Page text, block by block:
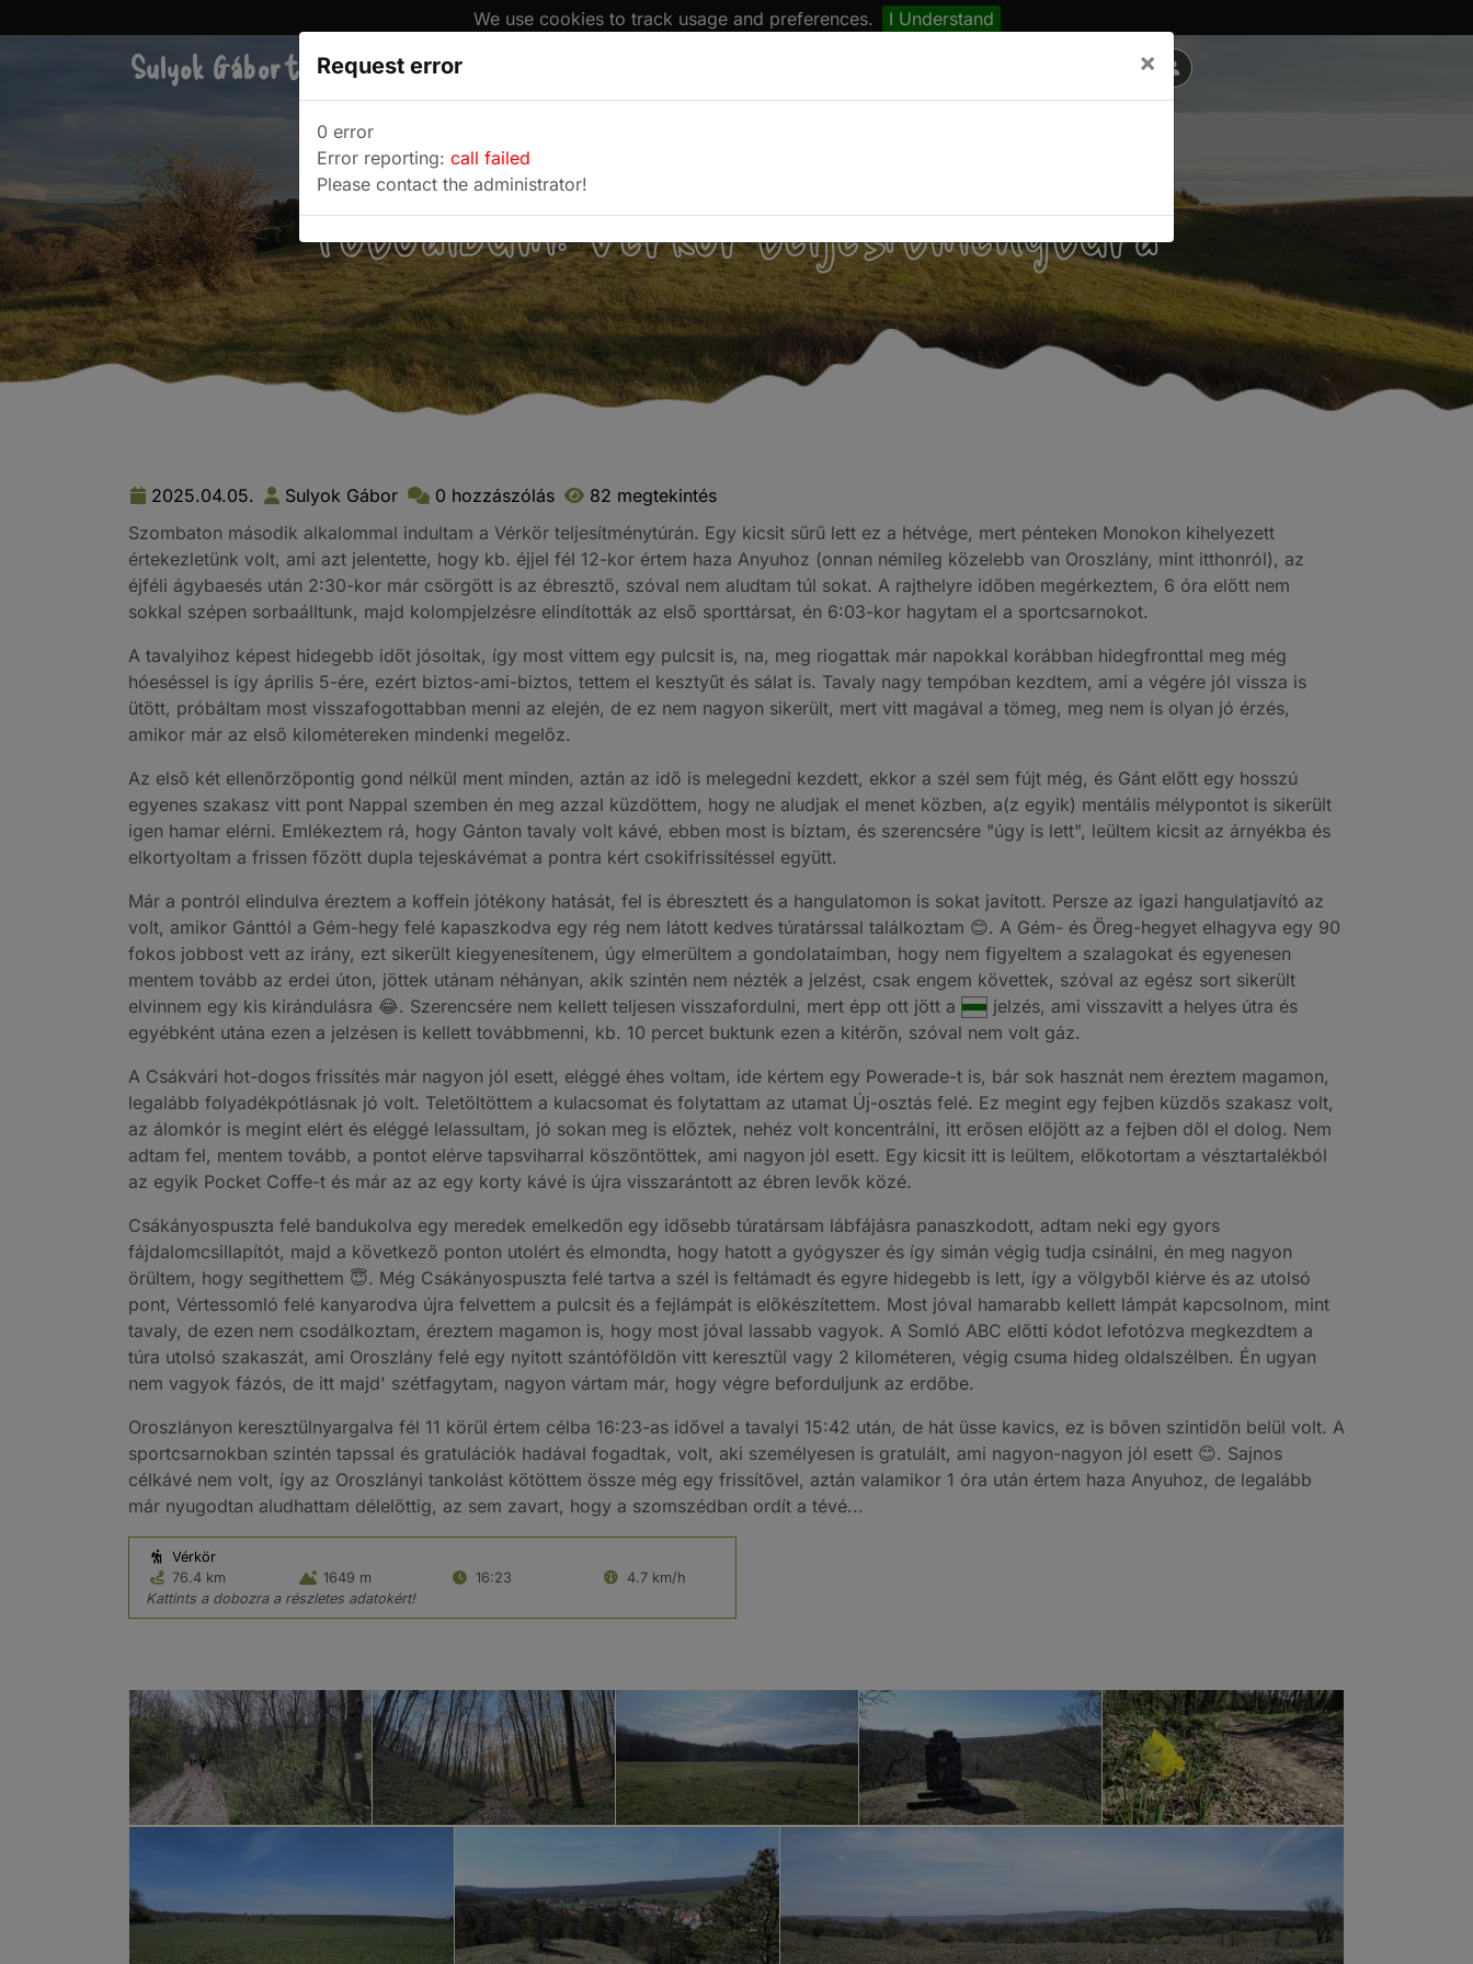
We use cookies to track usage and preferences. I Understand
Sulyok Gábor túrablogja Túranaptár
Fotóalbum: Vérkör teljesítménytúra
2025.04.05. Sulyok Gábor 0 hozzászólás
82 megtekintés
Szombaton második alkalommal indultam a Vérkör teljesítménytúrán. Egy kicsit sűrű lett ez a hétvége, mert pénteken Monokon kihelyezett
értekezletünk volt, ami azt jelentette, hogy kb. éjjel fél 12-kor értem haza Anyuhoz (onnan némileg közelebb van Oroszlány, mint itthonról), az
éjféli ágybaesés után 2:30-kor már csörgött is az ébresztő, szóval nem aludtam túl sokat. A rajthelyre időben megérkeztem, 6 óra előtt nem
sokkal szépen sorbaálltunk, majd kolompjelzésre elindították az első sporttársat, én 6:03-kor hagytam el a sportcsarnokot.
A tavalyihoz képest hidegebb időt jósoltak, így most vittem egy pulcsit is, na, meg riogattak már napokkal korábban hidegfronttal meg még
hóeséssel is így április 5-ére, ezért biztos-ami-biztos, tettem el kesztyűt és sálat is. Tavaly nagy tempóban kezdtem, ami a végére jól vissza is
ütött, próbáltam most visszafogottabban menni az elején, de ez nem nagyon sikerült, mert vitt magával a tömeg, meg nem is olyan jó érzés,
amikor már az első kilométereken mindenki megelőz.
Az első két ellenőrzőpontig gond nélkül ment minden, aztán az idő is melegedni kezdett, ekkor a szél sem fújt még, és Gánt előtt egy hosszú
egyenes szakasz vitt pont Nappal szemben én meg azzal küzdöttem, hogy ne aludjak el menet közben, a(z egyik) mentális mélypontot is sikerült
igen hamar elérni. Emlékeztem rá, hogy Gánton tavaly volt kávé, ebben most is bíztam, és szerencsére "úgy is lett", leültem kicsit az árnyékba és
elkortyoltam a frissen főzött dupla tejeskávémat a pontra kért csokifrissítéssel együtt.
Már a pontról elindulva éreztem a koffein jótékony hatását, fel is ébresztett és a hangulatomon is sokat javított. Persze az igazi hangulatjavító az
volt, amikor Gánttól a Gém-hegy felé kapaszkodva egy rég nem látott kedves túratárssal találkoztam 😊. A Gém- és Öreg-hegyet elhagyva egy 90
fokos jobbost vett az irány, ezt sikerült kiegyenesítenem, úgy elmerültem a gondolataimban, hogy nem figyeltem a szalagokat és egyenesen
mentem tovább az erdei úton, jöttek utánam néhányan, akik szintén nem nézték a jelzést, csak engem követtek, szóval az egész sort sikerült
elvinnem egy kis kirándulásra 😂. Szerencsére nem kellett teljesen visszafordulni, mert épp ott jött a
jelzés, ami visszavitt a helyes útra és
egyébként utána ezen a jelzésen is kellett továbbmenni, kb. 10 percet buktunk ezen a kitérőn, szóval nem volt gáz.
A Csákvári hot-dogos frissítés már nagyon jól esett, eléggé éhes voltam, ide kértem egy Powerade-t is, bár sok hasznát nem éreztem magamon,
legalább folyadékpótlásnak jó volt. Teletöltöttem a kulacsomat és folytattam az utamat Új-osztás felé. Ez megint egy fejben küzdős szakasz volt,
az álomkór is megint elért és eléggé lelassultam, jó sokan meg is előztek, nehéz volt koncentrálni, itt erősen előjött az a fejben dől el dolog. Nem
adtam fel, mentem tovább, a pontot elérve tapsviharral köszöntöttek, ami nagyon jól esett. Egy kicsit itt is leültem, előkotortam a vésztartalékból
az egyik Pocket Coffe-t és már az az egy korty kávé is újra visszarántott az ébren levők közé.
Csákányospuszta felé bandukolva egy meredek emelkedőn egy idősebb túratársam lábfájásra panaszkodott, adtam neki egy gyors
fájdalomcsillapítót, majd a következő ponton utolért és elmondta, hogy hatott a gyógyszer és így simán végig tudja csinálni, én meg nagyon
örültem, hogy segíthettem 😇. Még Csákányospuszta felé tartva a szél is feltámadt és egyre hidegebb is lett, így a völgyből kiérve és az utolsó
pont, Vértessomló felé kanyarodva újra felvettem a pulcsit és a fejlámpát is előkészítettem. Most jóval hamarabb kellett lámpát kapcsolnom, mint
tavaly, de ezen nem csodálkoztam, éreztem magamon is, hogy most jóval lassabb vagyok. A Somló ABC előtti kódot lefotózva megkezdtem a
túra utolsó szakaszát, ami Oroszlány felé egy nyitott szántóföldön vitt keresztül vagy 2 kilométeren, végig csuma hideg oldalszélben. Én ugyan
nem vagyok fázós, de itt majd' szétfagytam, nagyon vártam már, hogy végre beforduljunk az erdőbe.
Oroszlányon keresztülnyargalva fél 11 körül értem célba 16:23-as idővel a tavalyi 15:42 után, de hát üsse kavics, ez is bőven szintidőn belül volt. A
sportcsarnokban szintén tapssal és gratulációk hadával fogadtak, volt, aki személyesen is gratulált, ami nagyon-nagyon jól esett 😊. Sajnos
célkávé nem volt, így az Oroszlányi tankolást kötöttem össze még egy frissítővel, aztán valamikor 1 óra után értem haza Anyuhoz, de legalább
már nyugodtan aludhattam délelőttig, az sem zavart, hogy a szomszédban ordít a tévé...
Vérkör
76.4 km
1649 m 16:23
4.7 km/h
Kattints a dobozra a részletes adatokért!
Request error ×
0 error
Error reporting: call failed
Please contact the administrator!